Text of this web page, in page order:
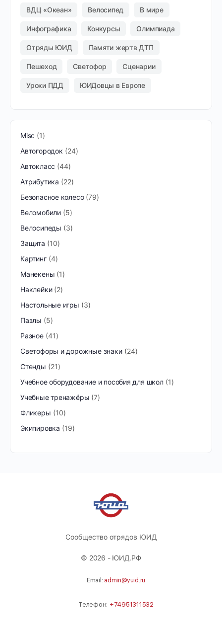
ВДЦ «Океан» Велосипед В мире
Инфографика Конкурсы Олимпиада
Отряды ЮИД Памяти жертв ДТП
Пешеход Светофор Сценарии
Уроки ПДД ЮИДовцы в Европе
Misc
1
Автогородок
24
Автокласс 44
Атрибутика
22
Безопасное колесо 79
Веломобили 5
Велосипеды
3
Защита
10
Картинг 4
Манекены 1
Наклейки 2
Настольные игры
3
Пазлы
5
Разное 41
Светофоры и дорожные знаки
24
Стенды
21
Учебное оборудование и пособия для школ 1
Учебные тренажёры 7
Фликеры
10
Экипировка
19
Сообщество отрядов ЮИД
© 2026 - ЮИД.РФ
Email: admin@yuid.ru
Телефон: +74951311532